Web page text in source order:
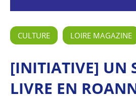
CULTURE LOIRE MAGAZINE
[INITIATIVE] UN
LIVRE EN